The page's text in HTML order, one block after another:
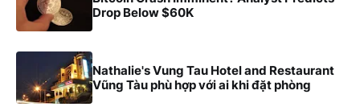
Drop Below $60K
Nathalie's Vung Tau Hotel and Restaurant
Vũng Tàu phù hợp với ai khi đặt phòng